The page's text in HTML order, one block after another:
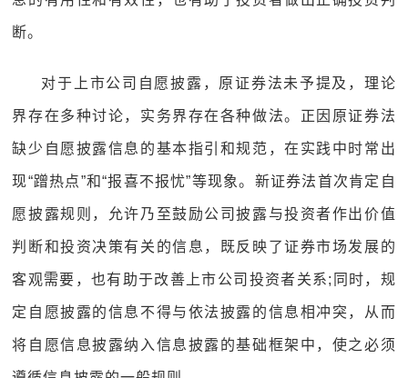
断。
对于上市公司自愿披露，原证券法未予提及，理论
界存在多种讨论，实务界存在各种做法。正因原证券法
缺少自愿披露信息的基本指引和规范，在实践中时常出
现“蹭热点”和“报喜不报忧”等现象。新证券法首次肯定自
愿披露规则，允许乃至鼓励公司披露与投资者作出价值
判断和投资决策有关的信息，既反映了证券市场发展的
客观需要，也有助于改善上市公司投资者关系;同时，规
定自愿披露的信息不得与依法披露的信息相冲突，从而
将自愿信息披露纳入信息披露的基础框架中，使之必须